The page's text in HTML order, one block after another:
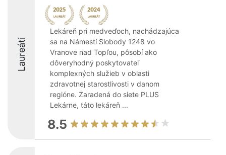
Laureáti
Lekáreň pri medveďoch, nachádzajúca
sa na Námestí Slobody 1248 vo
Vranove nad Topľou, pôsobí ako
dôveryhodný poskytovateľ
komplexných služieb v oblasti
zdravotnej starostlivosti v danom
regióne. Zaradená do siete PLUS
Lekárne, táto lekáreň ...
8.5